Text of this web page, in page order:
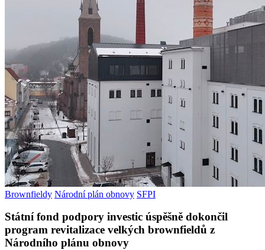
Brownfieldy Národní plán obnovy SFPI
Státní fond podpory investic úspěšně dokončil
program revitalizace velkých brownfieldů z
Národního plánu obnovy